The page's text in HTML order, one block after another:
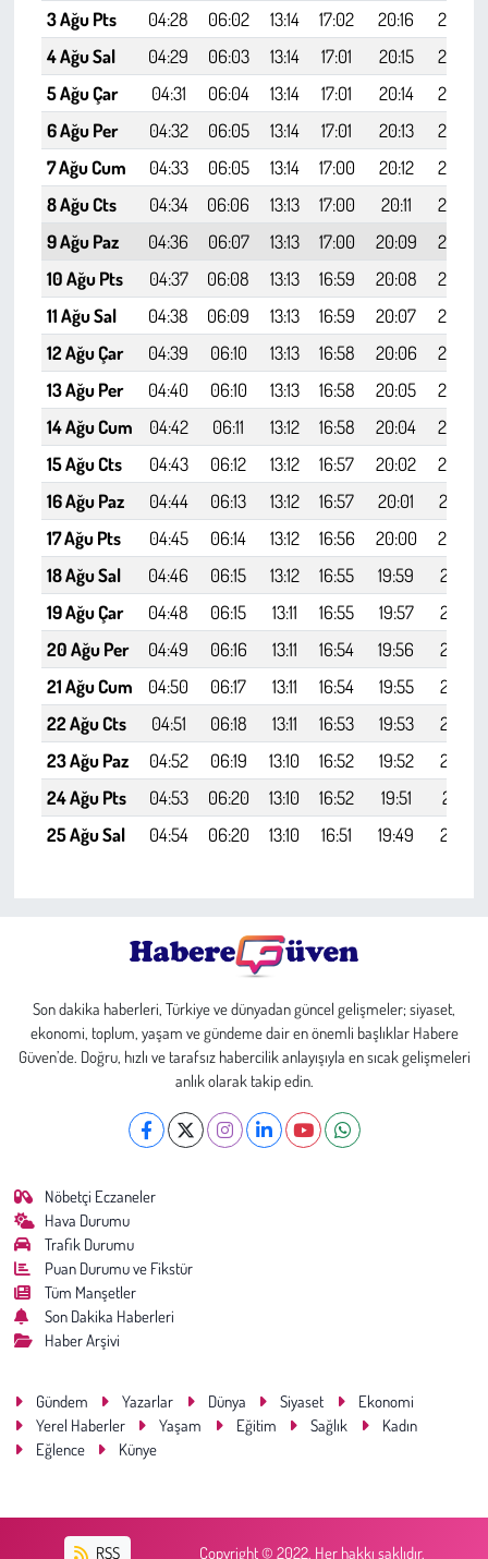
3 Ağu Pts
04:28 06:02 13:14 17:02 20:16
21:43
4 Ağu Sal
04:29 06:03 13:14 17:01 20:15
21:42
5 Ağu Çar
04:31 06:04 13:14 17:01 20:14
21:40
6 Ağu Per
04:32 06:05 13:14 17:01 20:13
21:39
7 Ağu Cum
04:33 06:05 13:14 17:00 20:12
21:38
8 Ağu Cts
04:34 06:06 13:13 17:00 20:11
21:36
9 Ağu Paz
04:36 06:07 13:13 17:00 20:09
21:35
10 Ağu Pts
04:37 06:08 13:13 16:59 20:08
21:33
11 Ağu Sal
04:38 06:09 13:13 16:59 20:07
21:32
12 Ağu Çar
04:39 06:10 13:13 16:58 20:06
21:30
13 Ağu Per
04:40 06:10 13:13 16:58 20:05
21:29
14 Ağu Cum
04:42 06:11 13:12 16:58 20:04
21:27
15 Ağu Cts
04:43 06:12 13:12 16:57 20:02
21:26
16 Ağu Paz
04:44 06:13 13:12 16:57 20:01
21:24
17 Ağu Pts
04:45 06:14 13:12 16:56 20:00
21:23
18 Ağu Sal
04:46 06:15 13:12 16:55 19:59
21:21
19 Ağu Çar
04:48 06:15 13:11 16:55 19:57
21:19
20 Ağu Per
04:49 06:16 13:11 16:54 19:56
21:18
21 Ağu Cum
04:50 06:17 13:11 16:54 19:55
21:16
22 Ağu Cts
04:51 06:18 13:11 16:53 19:53
21:14
23 Ağu Paz
04:52 06:19 13:10 16:52 19:52
21:13
24 Ağu Pts
04:53 06:20 13:10 16:52 19:51
21:11
25 Ağu Sal
04:54 06:20 13:10 16:51 19:49 21:10
Son dakika haberleri, Türkiye ve dünyadan güncel gelişmeler; siyaset,
ekonomi, toplum, yaşam ve gündeme dair en önemli başlıklar Habere
Güven’de. Doğru, hızlı ve tarafsız habercilik anlayışıyla en sıcak gelişmeleri
anlık olarak takip edin.
Nöbetçi Eczaneler
Hava Durumu
Trafik Durumu
Puan Durumu ve Fikstür
Tüm Manşetler
Son Dakika Haberleri
Haber Arşivi
Gündem Yazarlar Dünya Siyaset
Ekonomi
Yerel Haberler
Yaşam Eğitim Sağlık
Kadın
Eğlence
Künye
RSS Copyright © 2022. Her hakkı saklıdır.